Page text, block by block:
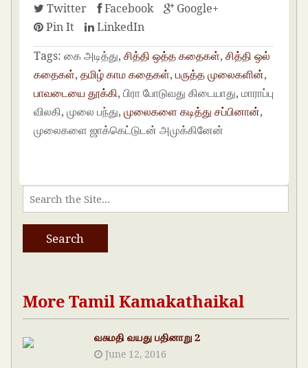
Twitter Facebook
Google+
Pin It
LinkedIn
Tags: கை அடித்து,சித்தி ஒத்த கதைகள்,சித்தி ஒல்
கதைகள்,தமிழ் காம கதைகள்,பருத்த முலைகளின்,
பாவடையை தூக்கி, பிரா போடுவது கிடையாது, மாராப்பு
விலகி, முலை பந்து,முலைகளை கடித்து சப்பினான்,
முலைகளை ஜாக்கெட்டுடன் அமுக்கினேன்
More Tamil Kamakathaikal
வசுமதி வயது பதினாறு 2
June 12, 2016